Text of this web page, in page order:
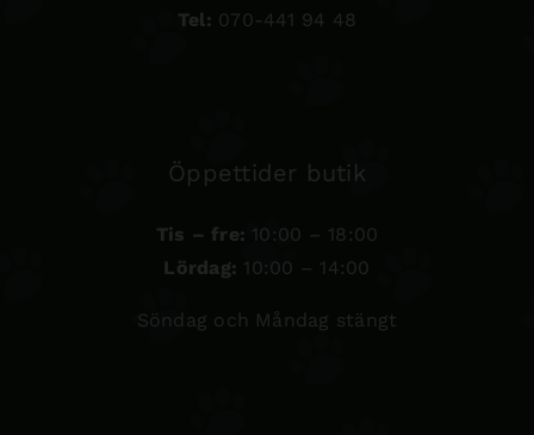
Tel: 070-441 94 48
Öppettider butik
Tis – fre: 10:00 – 18:00
Lördag: 10:00 – 14:00
Söndag och Måndag stängt